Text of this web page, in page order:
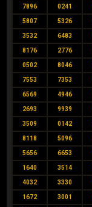
7896 0241
5807 5326
3532 6483
8176 2776
0502 8046
7553 7353
6569 4946
2693 9939
3509 0142
8118 5096
5656 6653
1640 3514
4032 3330
1672 3001